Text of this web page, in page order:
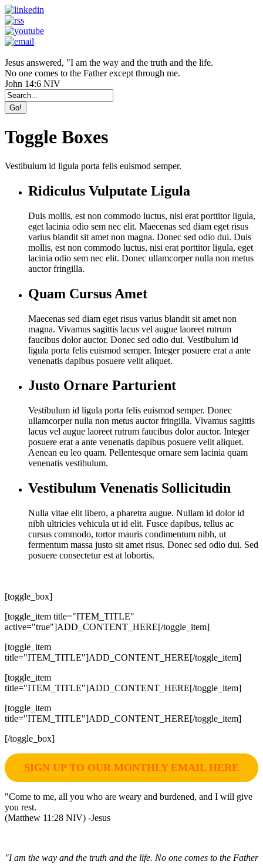
Jesus answered, "I am the way and the truth and the life.
No one comes to the Father except through me.
John 14:6 NIV
Toggle Boxes
Vestibulum id ligula porta felis euismod semper.
Ridiculus Vulputate Ligula
Duis mollis, est non commodo luctus, nisi erat porttitor ligula,
eget lacinia odio sem nec elit. Maecenas sed diam eget risus
varius blandit sit amet non magna. Donec sed odio dui. Duis
mollis, est non commodo luctus, nisi erat porttitor ligula, eget
lacinia odio sem nec elit. Donec ullamcorper nulla non metus
auctor fringilla.
Quam Cursus Amet
Maecenas sed diam eget risus varius blandit sit amet non
magna. Vivamus sagittis lacus vel augue laoreet rutrum
faucibus dolor auctor. Donec sed odio dui. Vestibulum id
ligula porta felis euismod semper. Integer posuere erat a ante
venenatis dapibus posuere velit aliquet.
Justo Ornare Parturient
Vestibulum id ligula porta felis euismod semper. Donec
ullamcorper nulla non metus auctor fringilla. Vivamus sagittis
lacus vel augue laoreet rutrum faucibus dolor auctor. Integer
posuere erat a ante venenatis dapibus posuere velit aliquet.
Aenean eu leo quam. Pellentesque ornare sem lacinia quam
venenatis vestibulum.
Vestibulum Venenatis Sollicitudin
Nulla vitae elit libero, a pharetra augue. Nullam id dolor id
nibh ultricies vehicula ut id elit. Fusce dapibus, tellus ac
cursus commodo, tortor mauris condimentum nibh, ut
fermentum massa justo sit amet risus. Donec sed odio dui. Sed
posuere consectetur est at lobortis.
[toggle_box]
[toggle_item title="ITEM_TITLE"
active="true"]ADD_CONTENT_HERE[/toggle_item]
[toggle_item
title="ITEM_TITLE"]ADD_CONTENT_HERE[/toggle_item]
[toggle_item
title="ITEM_TITLE"]ADD_CONTENT_HERE[/toggle_item]
[toggle_item
title="ITEM_TITLE"]ADD_CONTENT_HERE[/toggle_item]
[/toggle_box]
SIGN UP TO OUR MONTHLY EMAIL HERE
"Come to me, all you who are weary and burdened, and I will give
you rest.
(Matthew 11:28 NIV) -Jesus
"I am the way and the truth and the life. No one comes to the Father